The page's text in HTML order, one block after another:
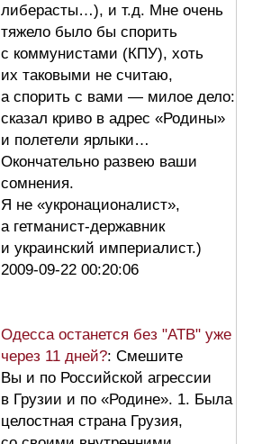
либерасты…), и т.д. Мне очень
тяжело было бы спорить
с коммунистами (КПУ), хоть
их таковыми не считаю,
а спорить с вами — милое дело:
сказал криво в адрес «Родины»
и полетели ярлыки…
Окончательно развею ваши
сомнения.
Я не «укронационалист»,
а гетманист-державник
и украинский империалист.)
2009-09-22 00:20:06
Одесса останется без "АТВ" уже
через 11 дней?: Смешите
Вы и по Российской агрессии
в Грузии и по «Родине». 1. Была
целостная страна Грузия,